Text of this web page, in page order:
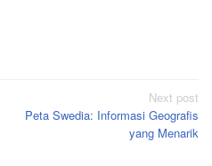
Next post
Peta Swedia: Informasi Geografis
yang Menarik